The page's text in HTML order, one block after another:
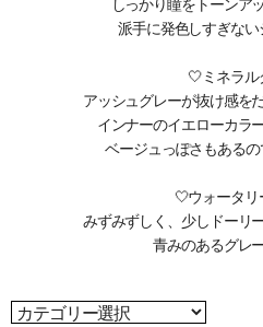
しっかり瞳をトーンア
派手に発色しすぎない
🤍ミネラル
アッシュグレーが抜け感を
インナーのイエローカラ
ベージュっぽさもある
🤍ウォータリ
みずみずしく、少しドーリ
青みのあるグレ